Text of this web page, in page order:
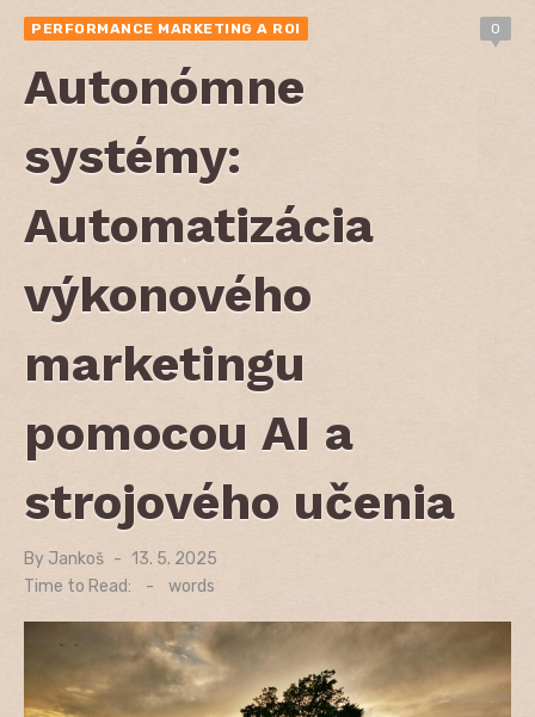
PERFORMANCE MARKETING A ROI 0
Autonómne
systémy:
Automatizácia
výkonového
marketingu
pomocou AI a
strojového učenia
By Jankoš
Posted
13. 5. 2025
Time to Read:
- words